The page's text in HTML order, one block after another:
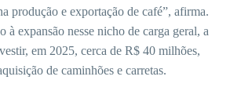
produção e exportação de café”, afirma.
à expansão nesse nicho de carga geral, a
em 2025, cerca de R$ 40 milhões,
de caminhões e carretas.